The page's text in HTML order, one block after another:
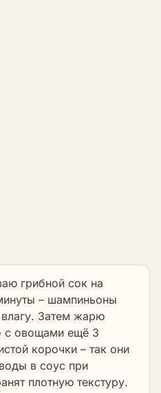
грибной сок на
– шампиньоны
Затем жарю
с овощами ещё 3
корочки – так они
в соус при
плотную текстуру.